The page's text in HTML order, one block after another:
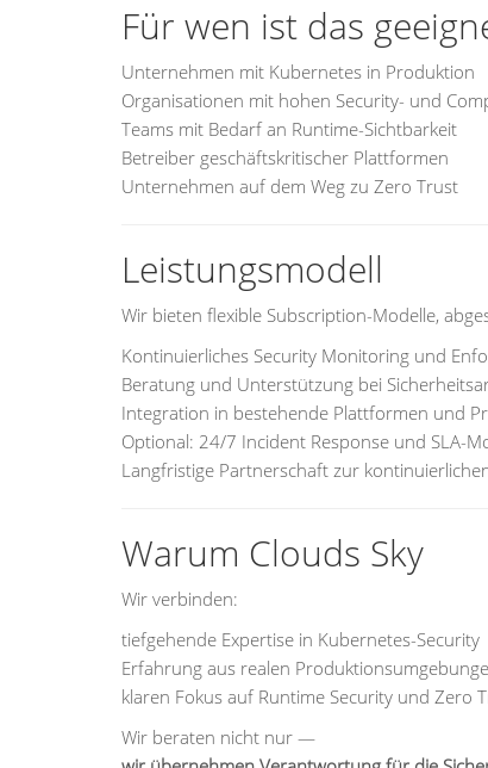
Für wen ist das
Unternehmen mit Kubernetes in Produktion
Organisationen mit hohen Security- und
Teams mit Bedarf an Runtime-Sichtbarkeit
Betreiber geschäftskritischer Plattformen
Unternehmen auf dem Weg zu Zero Trust
Leistungsmodell
Wir bieten flexible Subscription-Modelle,
Kontinuierliches Security Monitoring und
Beratung und Unterstützung bei
Integration in bestehende Plattformen und
Optional: 24/7 Incident Response und SLA-
Langfristige Partnerschaft zur
Warum Clouds Sky
Wir verbinden:
tiefgehende Expertise in Kubernetes-Security
Erfahrung aus realen
klaren Fokus auf Runtime Security und Zero
Wir beraten nicht nur —